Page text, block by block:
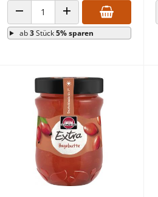
ANZAHL VERRINGERNANZAHL ERHÖHEN
ab3Stück5% sparen